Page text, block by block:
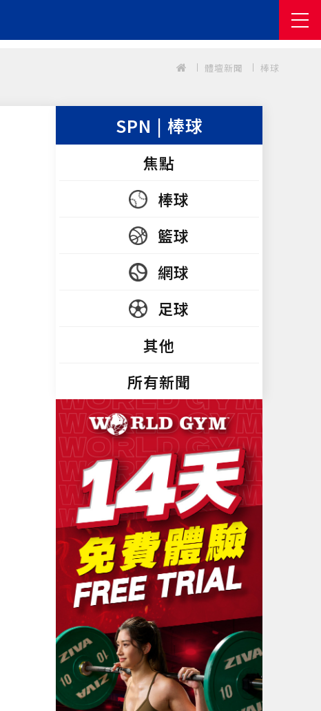
體壇新聞 棒球
SPN | 棒球
焦點
棒球
籃球
網球
足球
其他
所有新聞